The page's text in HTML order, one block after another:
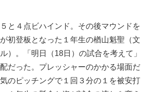
と４点ビハインド。その後マウンドを
初登板となった１年生の楢山魁聖（文
）。「明日（18日）の試合を考えて」
だった。プレッシャーのかかる場面だ
のピッチングで１回３分の１を被安打